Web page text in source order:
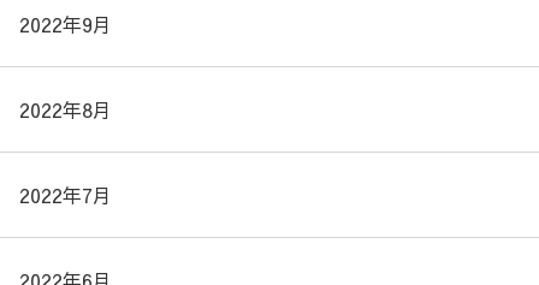
2022年9月
2022年8月
2022年7月